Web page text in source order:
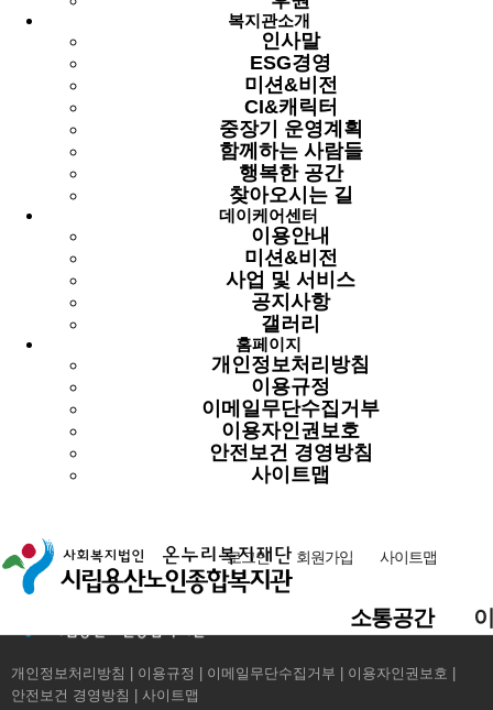
복지관소개
인사말
ESG경영
미션&비전
CI&캐릭터
중장기 운영계획
함께하는 사람들
행복한 공간
찾아오시는 길
데이케어센터
이용안내
미션&비전
사업 및 서비스
공지사항
갤러리
홈페이지
개인정보처리방침
이용규정
이메일무단수집거부
이용자인권보호
안전보건 경영방침
사이트맵
소통공간
로그인 회원가입 사이트맵
본문
목록
02-794-6100
개인정보처리방침 이용규정 이메일무단수집거부
이용자인권보호
안전보건 경영방침
사이트맵